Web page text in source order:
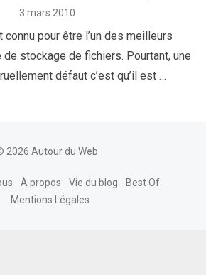
Posted
3 mars 2010
connu pour être l’un des meilleurs
stockage de fichiers. Pourtant, une
défaut c’est qu’il est …
2026 Autour du Web
À propos Vie du blog
Best Of
Mentions Légales